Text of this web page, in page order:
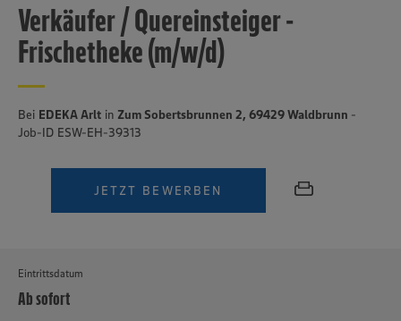
Verkäufer / Quereinsteiger -
Frischetheke (m/w/d)
Bei EDEKA Arlt in Zum Sobertsbrunnen 2, 69429 Waldbrunn -
Job-ID ESW-EH-39313
JETZT BEWERBEN
Eintrittsdatum
Ab sofort